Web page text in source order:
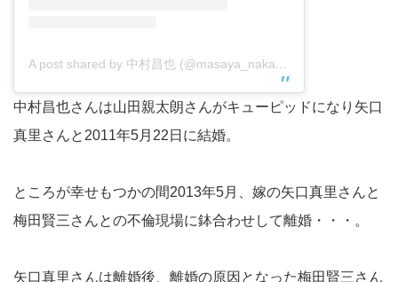
A post shared by 中村昌也 (@masaya_nakamura_official)
中村昌也さんは山田親太朗さんがキューピッドになり矢口
真里さんと2011年5月22日に結婚。
ところが幸せもつかの間2013年5月、嫁の矢口真里さんと
梅田賢三さんとの不倫現場に鉢合わせして離婚・・・。
矢口真里さんは離婚後、離婚の原因となった梅田賢三さん